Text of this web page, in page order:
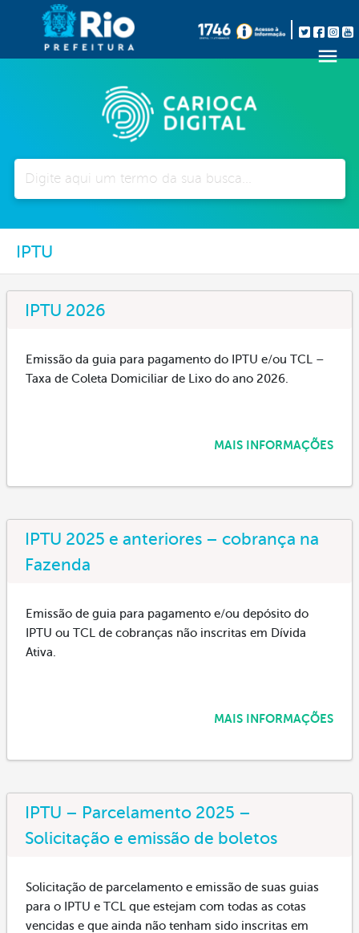
IPTU
IPTU 2026
Emissão da guia para pagamento do IPTU e/ou TCL –
Taxa de Coleta Domiciliar de Lixo do ano 2026.
MAIS INFORMAÇÕES
IPTU 2025 e anteriores – cobrança na
Fazenda
Emissão de guia para pagamento e/ou depósito do
IPTU ou TCL de cobranças não inscritas em Dívida
Ativa.
MAIS INFORMAÇÕES
IPTU – Parcelamento 2025 –
Solicitação e emissão de boletos
Solicitação de parcelamento e emissão de suas guias
para o IPTU e TCL que estejam com todas as cotas
vencidas e que ainda não tenham sido inscritas em